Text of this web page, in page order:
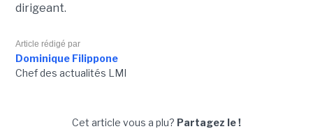
dirigeant.
Article rédigé par
Dominique Filippone
Chef des actualités LMI
Cet article vous a plu? Partagez le !